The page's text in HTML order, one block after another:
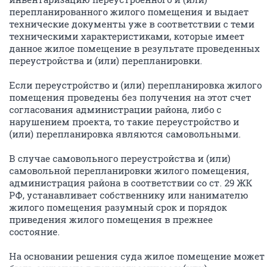
перепланированного жилого помещения и выдает
технические документы уже в соответствии с теми
техническими характеристиками, которые имеет
данное жилое помещение в результате проведенных
переустройства и (или) перепланировки.
Если переустройство и (или) перепланировка жилого
помещения проведены без получения на этот счет
согласования администрации района, либо с
нарушением проекта, то такие переустройство и
(или) перепланировка являются самовольными.
В случае самовольного переустройства и (или)
самовольной перепланировки жилого помещения,
администрация района в соответствии со ст. 29 ЖК
РФ, устанавливает собственнику или нанимателю
жилого помещения разумный срок и порядок
приведения жилого помещения в прежнее
состояние.
На основании решения суда жилое помещение может